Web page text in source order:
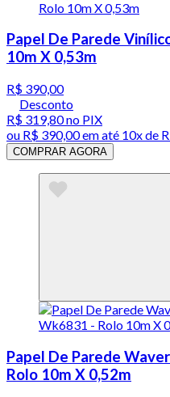
Papel De Parede
10m X 0,53m
R$ 390,00
Desconto
R$ 319,80no PIX
ou R$ 390,00em até 10x de
COMPRAR AGORA
Papel De Parede
Rolo 10m X 0,52m